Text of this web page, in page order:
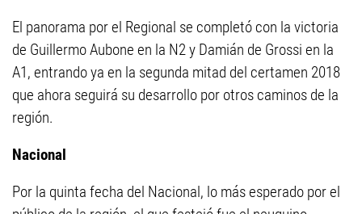
El panorama por el Regional se completó con la victoria
de Guillermo Aubone en la N2 y Damián de Grossi en la
A1, entrando ya en la segunda mitad del certamen 2018
que ahora seguirá su desarrollo por otros caminos de la
región.
Nacional
Por la quinta fecha del Nacional, lo más esperado por el